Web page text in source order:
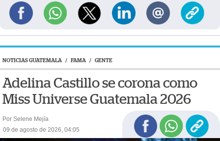
NOTICIAS GUATEMALA / FAMA / GENTE
Adelina Castillo se corona como
Miss Universe Guatemala 2026
Por Selene Mejía
09 de agosto de 2026, 04:05